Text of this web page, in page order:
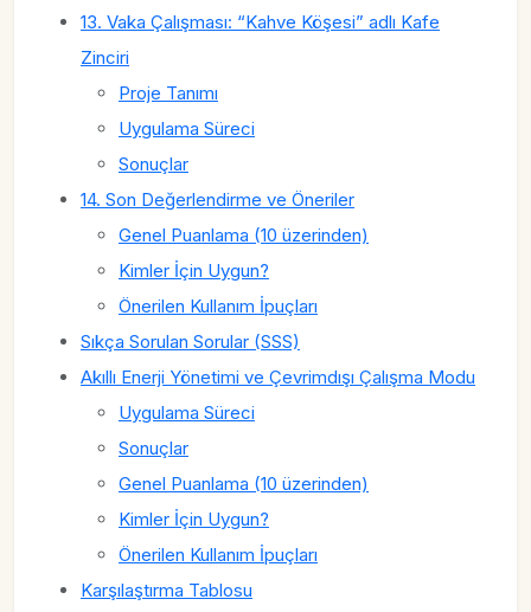
13. Vaka Çalışması: “Kahve Köşesi” adlı Kafe
Zinciri
Proje Tanımı
Uygulama Süreci
Sonuçlar
14. Son Değerlendirme ve Öneriler
Genel Puanlama (10 üzerinden)
Kimler İçin Uygun?
Önerilen Kullanım İpuçları
Sıkça Sorulan Sorular (SSS)
Akıllı Enerji Yönetimi ve Çevrimdışı Çalışma Modu
Uygulama Süreci
Sonuçlar
Genel Puanlama (10 üzerinden)
Kimler İçin Uygun?
Önerilen Kullanım İpuçları
Karşılaştırma Tablosu